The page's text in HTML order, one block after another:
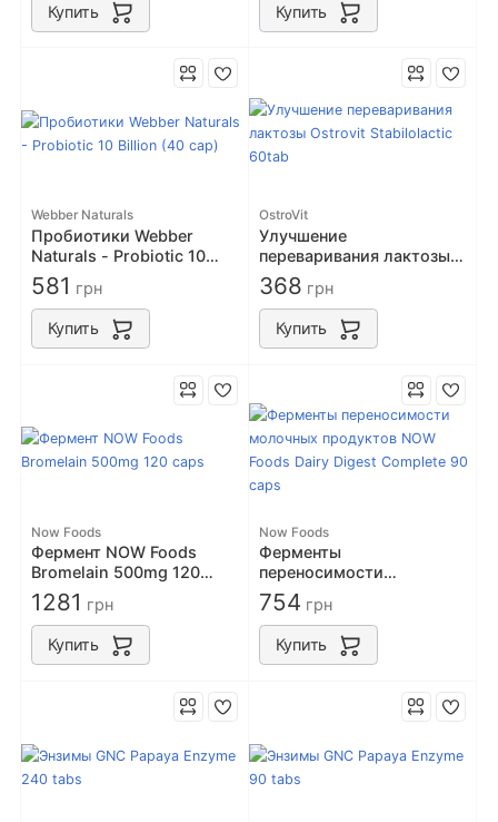
Купить Купить
Webber Naturals
Пробиотики Webber
Naturals - Probiotic 10
Billion (40 cap)
581 грн
Купить
OstroVit
Улучшение
переваривания лактозы
Ostrovit Stabilolactic
60tab
368 грн
Купить
Now Foods
Фермент NOW Foods
Bromelain 500mg 120
caps
1281 грн
Купить
Now Foods
Ферменты
переносимости
молочных продуктов
NOW Foods Dairy Digest
Complete 90 caps
754 грн
Купить